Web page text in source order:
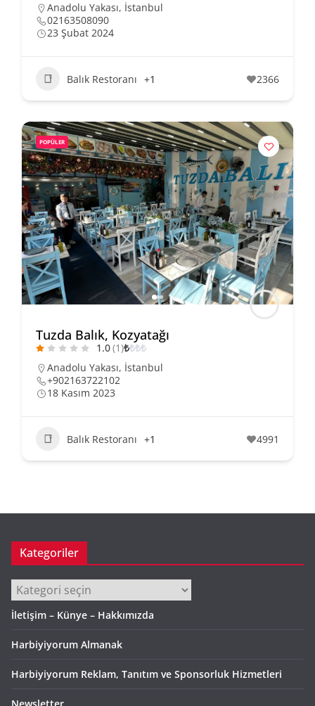
Anadolu Yakası, İstanbul
02163508090
23 Şubat 2024
Balık Restoranı +1 2366
POPÜLER
Tuzda Balık, Kozyatağı
1.0(1)₺₺₺₺
Anadolu Yakası, İstanbul
+902163722102
18 Kasım 2023
Balık Restoranı +1 4991
Kategoriler
Kategoriler
İletişim – Künye – Hakkımızda
Harbiyiyorum Almanak
Harbiyiyorum Reklam, Tanıtım ve Sponsorluk Hizmetleri